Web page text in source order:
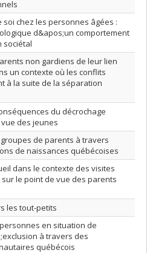
chez les personnes âgées :
d&apos;un comportement
sociétal
non gardiens de leur lien
un contexte où les conflits
à la suite de la séparation
du décrochage
des jeunes
de parents à travers
de naissances québécoises
dans le contexte des visites
le point de vue des parents
les tout-petits
en situation de
à travers des
québécois